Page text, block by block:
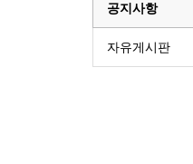
공지사항
자유게시판